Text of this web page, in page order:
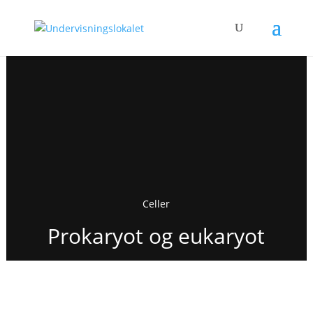
Celler
Prokaryot og eukaryot